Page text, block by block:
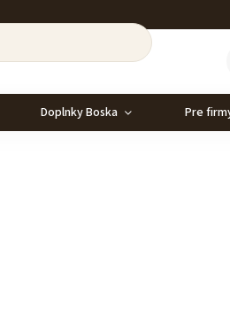
Doplnky Boska Pre